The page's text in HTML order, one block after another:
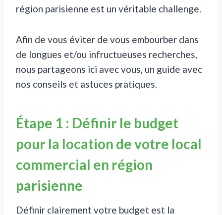
région parisienne est un véritable challenge.
Afin de vous éviter de vous embourber dans
de longues et/ou infructueuses recherches,
nous partageons ici avec vous, un guide avec
nos conseils et astuces pratiques.
Étape 1 : Définir le budget
pour la location de votre local
commercial en région
parisienne
Définir clairement votre budget est la